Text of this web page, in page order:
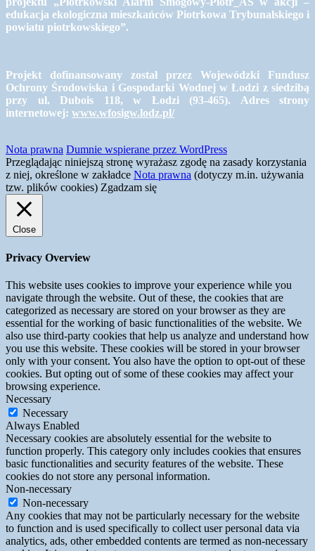
edukacja ekologiczna mieszkańców Piotrkowa Trybunalskiego i
powiatu piotrkowskiego”.
Projekt dofinansowany został przez Wojewódzki Fundusz
Ochrony Środowiska i Gospodarki Wodnej w Łodzi z siedzibą
przy ul. Dubois 118, w Łodzi (93-465). Adres strony
internetowej: www.wfosigw.lodz.pl/
Nota prawna Dumnie wspierane przez WordPress
Przeglądając niniejszą stronę wyrażasz zgodę na zasady korzystania
z niej, określone w zakładce Nota prawna (dotyczy m.in. używania
tzw. plików cookies) Zgadzam się
Close
Privacy Overview
This website uses cookies to improve your experience while you
navigate through the website. Out of these, the cookies that are
categorized as necessary are stored on your browser as they are
essential for the working of basic functionalities of the website. We
also use third-party cookies that help us analyze and understand how
you use this website. These cookies will be stored in your browser
only with your consent. You also have the option to opt-out of these
cookies. But opting out of some of these cookies may affect your
browsing experience.
Necessary
Necessary
Always Enabled
Necessary cookies are absolutely essential for the website to
function properly. This category only includes cookies that ensures
basic functionalities and security features of the website. These
cookies do not store any personal information.
Non-necessary
Non-necessary
Any cookies that may not be particularly necessary for the website
to function and is used specifically to collect user personal data via
analytics, ads, other embedded contents are termed as non-necessary